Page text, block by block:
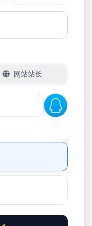
网站站长